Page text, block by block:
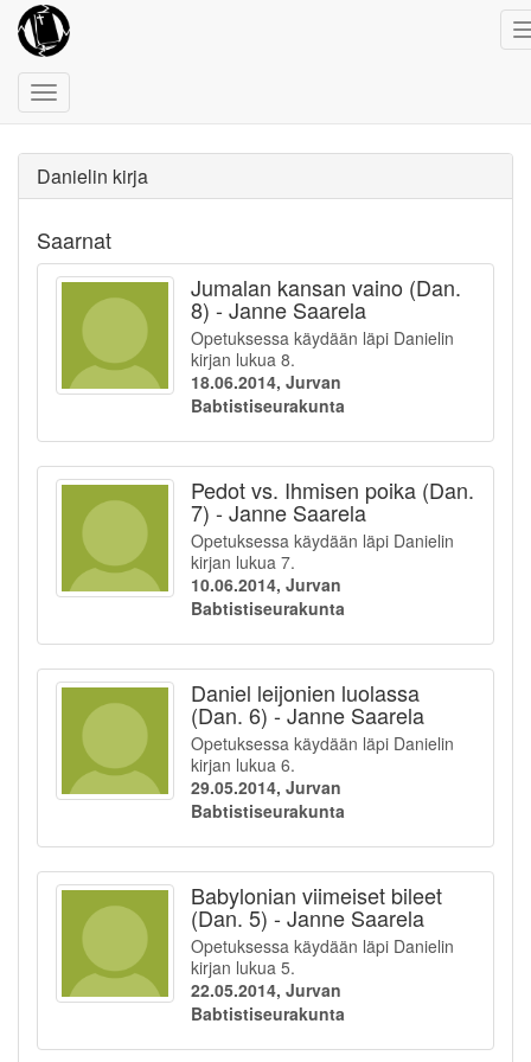
Toggle
navigation
Danielin kirja
Saarnat
Jumalan kansan vaino (Dan.
8) - Janne Saarela
Opetuksessa käydään läpi Danielin
kirjan lukua 8.
18.06.2014, Jurvan
Babtistiseurakunta
Pedot vs. Ihmisen poika (Dan.
7) - Janne Saarela
Opetuksessa käydään läpi Danielin
kirjan lukua 7.
10.06.2014, Jurvan
Babtistiseurakunta
Daniel leijonien luolassa
(Dan. 6) - Janne Saarela
Opetuksessa käydään läpi Danielin
kirjan lukua 6.
29.05.2014, Jurvan
Babtistiseurakunta
Babylonian viimeiset bileet
(Dan. 5) - Janne Saarela
Opetuksessa käydään läpi Danielin
kirjan lukua 5.
22.05.2014, Jurvan
Babtistiseurakunta